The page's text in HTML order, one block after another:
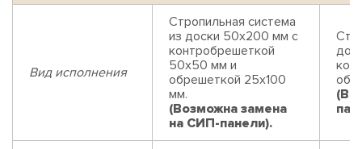
Вид исполнения
Стропильная система
из доски 50х200 мм с
контробрешеткой
50х50 мм и
обрешеткой 25х100
мм.
(Возможна замена
на СИП-панели).